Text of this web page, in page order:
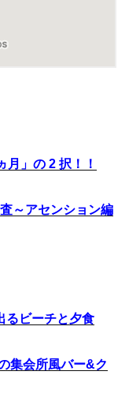
」の 2 択！！
～アセンション編
ビーチと夕食
集会所風バー&ク